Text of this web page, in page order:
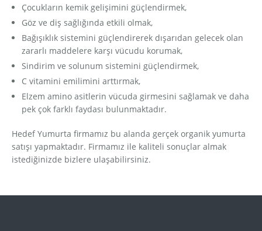
Çocukların kemik gelişimini güçlendirmek,
Göz ve diş sağlığında etkili olmak,
Bağışıklık sistemini güçlendirerek dışarıdan gelecek olan
zararlı maddelere karşı vücudu korumak,
Sindirim ve solunum sistemini güçlendirmek,
C vitamini emilimini arttırmak,
Elzem amino asitlerin vücuda girmesini sağlamak ve daha
pek çok farklı faydası bulunmaktadır.
Hedef Yumurta firmamız bu alanda gerçek organik yumurta
satışı yapmaktadır. Firmamız ile kaliteli sonuçlar almak
istediğinizde bizlere ulaşabilirsiniz.